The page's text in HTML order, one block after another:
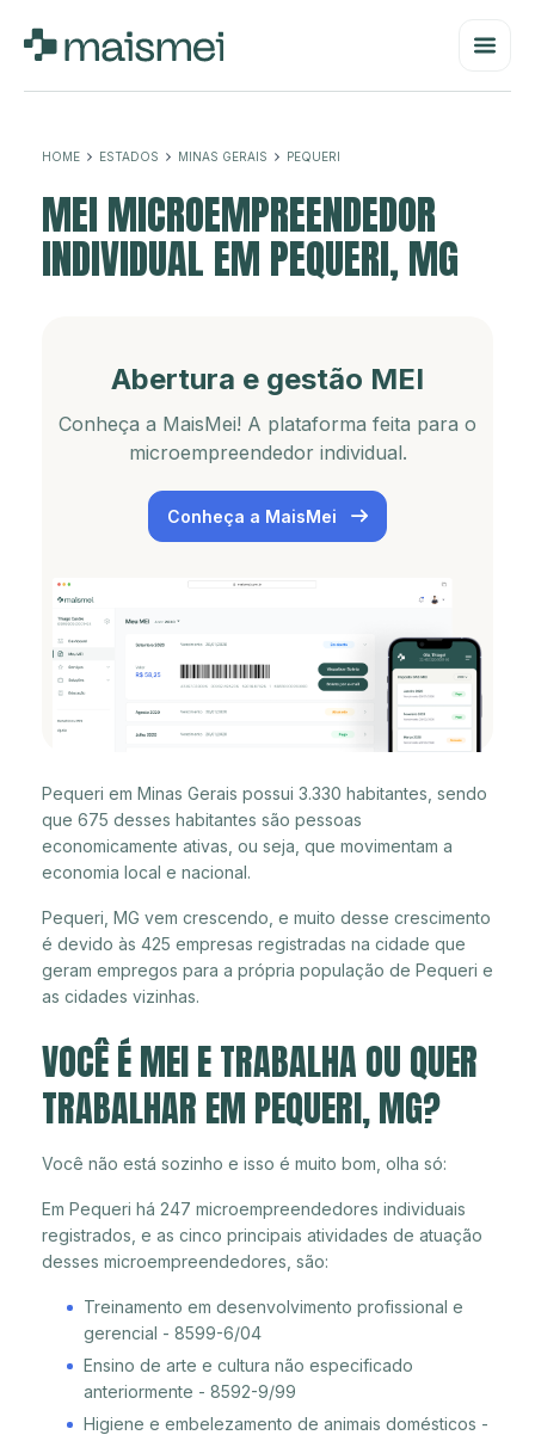
HOME ESTADOS MINAS GERAIS PEQUERI
MEI MICROEMPREENDEDOR
INDIVIDUAL EM PEQUERI, MG
Abertura e gestão MEI
Conheça a MaisMei! A plataforma feita para o
microempreendedor individual.
Conheça a MaisMei
Pequeri em Minas Gerais possui 3.330 habitantes, sendo
que 675 desses habitantes são pessoas
economicamente ativas, ou seja, que movimentam a
economia local e nacional.
Pequeri, MG vem crescendo, e muito desse crescimento
é devido às 425 empresas registradas na cidade que
geram empregos para a própria população de Pequeri e
as cidades vizinhas.
VOCÊ É MEI E TRABALHA OU QUER
TRABALHAR EM PEQUERI, MG?
Você não está sozinho e isso é muito bom, olha só:
Em Pequeri há 247 microempreendedores individuais
registrados, e as cinco principais atividades de atuação
desses microempreendedores, são:
Treinamento em desenvolvimento profissional e
gerencial - 8599-6/04
Ensino de arte e cultura não especificado
anteriormente - 8592-9/99
Higiene e embelezamento de animais domésticos -